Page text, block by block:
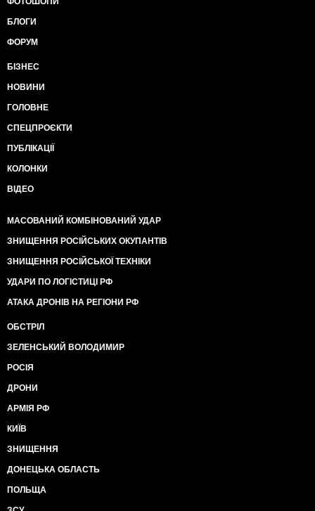
БЛОГИ
ФОРУМ
БІЗНЕС
НОВИНИ
ГОЛОВНЕ
СПЕЦПРОЄКТИ
ПУБЛІКАЦІЇ
КОЛОНКИ
ВІДЕО
МАСОВАНИЙ КОМБІНОВАНИЙ УДАР
ЗНИЩЕННЯ РОСІЙСЬКИХ ОКУПАНТІВ
ЗНИЩЕННЯ РОСІЙСЬКОЇ ТЕХНІКИ
УДАРИ ПО ЛОГІСТИЦІ РФ
АТАКА ДРОНІВ НА РЕГІОНИ РФ
ОБСТРІЛ
ЗЕЛЕНСЬКИЙ ВОЛОДИМИР
РОСІЯ
ДРОНИ
АРМІЯ РФ
КИЇВ
ЗНИЩЕННЯ
ДОНЕЦЬКА ОБЛАСТЬ
ПОЛЬЩА